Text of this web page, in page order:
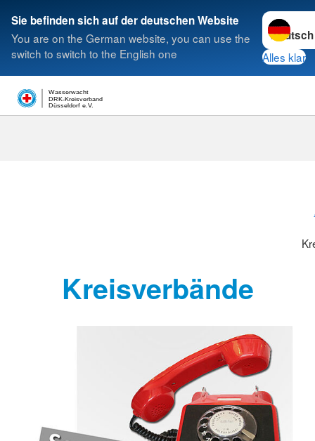
Sie befinden sich auf der deutschen Website
You are on the German website, you can use the
switch to switch to the English one
Sprache
Alles klar
Düsseldorf e.V.
DRK-Kreisverband
Wasserwacht
Suche
Kreisverbände